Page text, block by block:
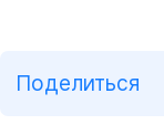
Поделиться